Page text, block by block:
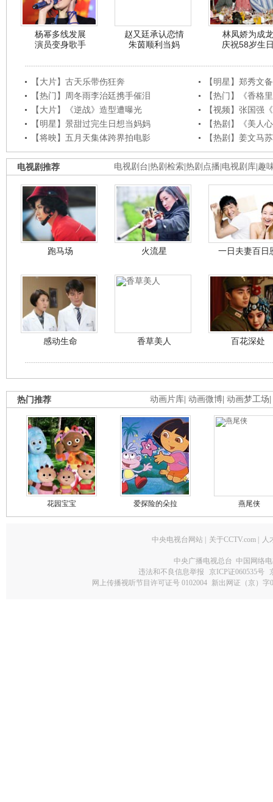
杨幂多线发展
演员变身歌手
赵又廷承认恋情
朱茵顺利当妈
林凤娇为成龙
庆祝58岁生
【大片】古天乐带伤狂奔
【明星】郑秀文
【热门】周冬雨李治廷携手催泪
【热门】《香格
【大片】《逆战》造型遭曝光
【视频】张国强
【明星】景甜过完生日想当妈妈
【热剧】《美人
【将映】五月天集体跨界拍电影
【热剧】姜文马
电视剧台 热剧检索 热剧点播 电视剧库 趣
电视剧推荐
跑马场 火流星 一日夫妻百日
感动生命 香草美人 百花深处
动画片库 动画微博 动画梦工场
热门推荐
花园宝宝 爱探险的朵拉 燕尾侠
中央电视台网站 关于CCTV.com 人
中央广播电视总台 中国网络
违法和不良信息举报
京ICP证060535号
网上传播视听节目许可证号 0102004 新出网证（京）